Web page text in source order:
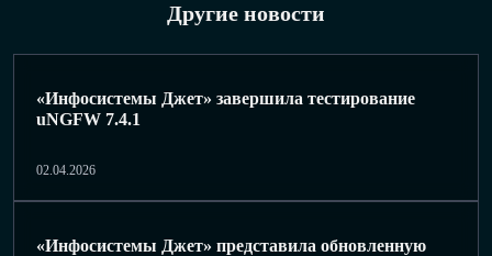
Другие новости
«Инфосистемы Джет» завершила тестирование
uNGFW 7.4.1
02.04.2026
«Инфосистемы Джет» представила обновленную